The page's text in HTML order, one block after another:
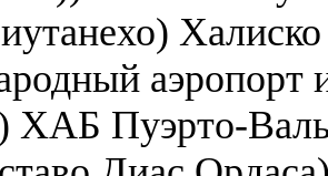
аэропорт
ХАБ Пуэрто-